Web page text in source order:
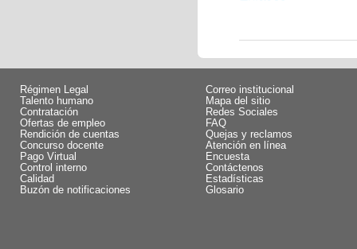
Régimen Legal
Talento humano
Contratación
Ofertas de empleo
Rendición de cuentas
Concurso docente
Pago Virtual
Control interno
Calidad
Buzón de notificaciones
Correo institucional
Mapa del sitio
Redes Sociales
FAQ
Quejas y reclamos
Atención en línea
Encuesta
Contáctenos
Estadísticas
Glosario